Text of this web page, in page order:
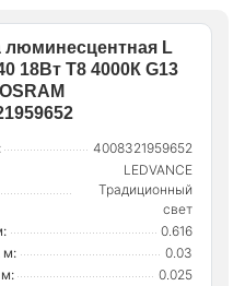
люминесцентная L
18Вт T8 4000К G13
4008321959652
LEDVANCE
Традиционный
свет
0.616
м:
0.03
0.025